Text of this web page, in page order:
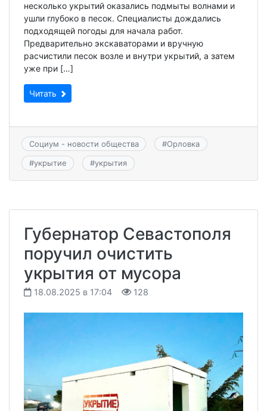
несколько укрытий оказались подмыты волнами и
ушли глубоко в песок. Специалисты дождались
подходящей погоды для начала работ.
Предварительно экскаваторами и вручную
расчистили песок возле и внутри укрытий, а затем
уже при […]
Читать
Социум - новости общества #Орловка
#укрытие #укрытия
Губернатор Севастополя
поручил очистить
укрытия от мусора
18.08.2025 в 17:04 128